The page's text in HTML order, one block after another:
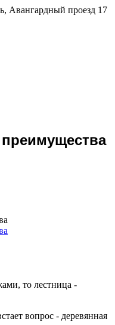
Авангардный проезд 17
преимущества
то лестница -
вопрос - деревянная